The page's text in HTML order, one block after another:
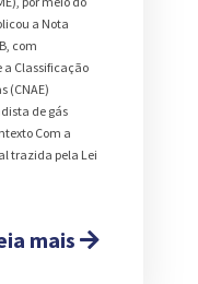
a Nota
com
a Classificação
(CNAE)
de gás
Com a
trazida pela Lei
mais